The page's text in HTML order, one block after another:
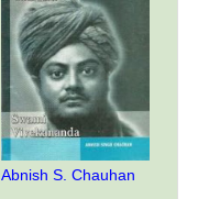
Abnish S. Chauhan